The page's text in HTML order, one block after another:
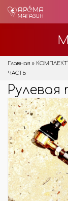
Главная »
ЧАСТЬ
Рулевая